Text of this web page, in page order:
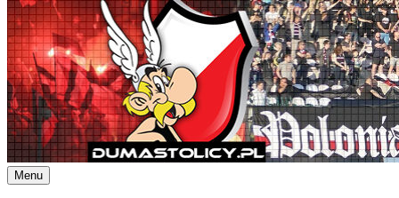
to
content
Menu